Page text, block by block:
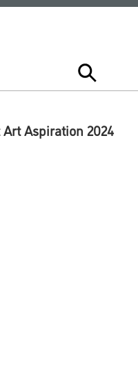
Aspiration 2024